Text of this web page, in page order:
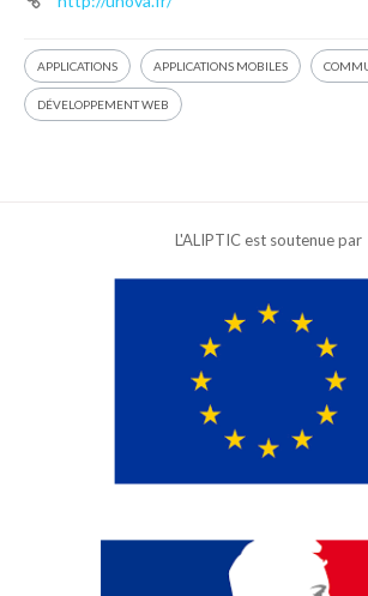
APPLICATIONS APPLICATIONS MOBILES
DÉVELOPPEMENT WEB
L'ALIPTIC est soutenue par